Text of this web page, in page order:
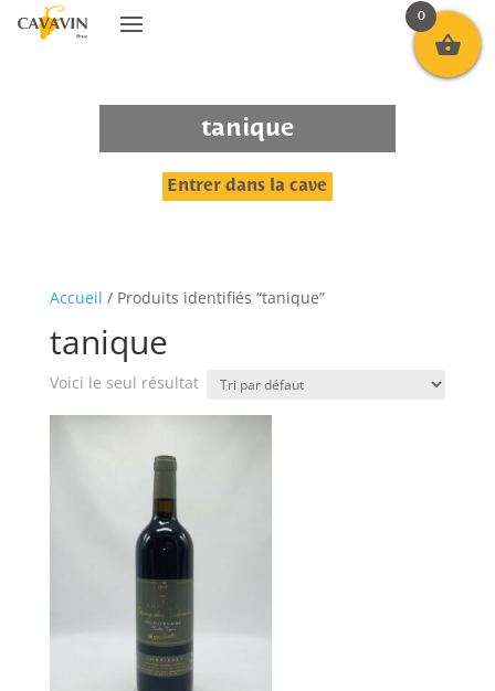
tanique
Entrer dans la cave
Accueil / Produits identifiés “tanique”
tanique
Voici le seul résultat
0